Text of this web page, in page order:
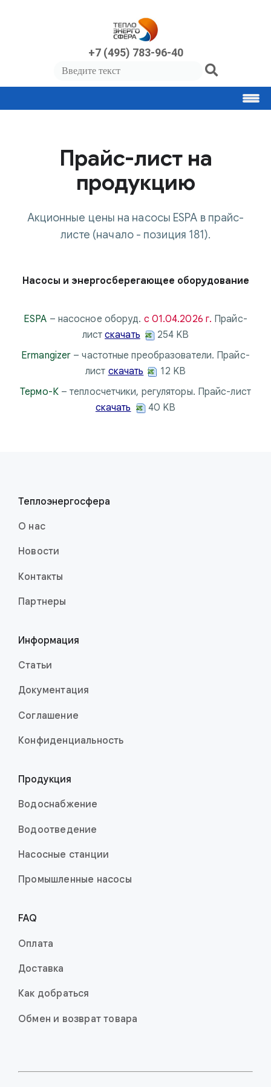
+7 (495) 783-96-40
Прайс-лист на
продукцию
Акционные цены на насосы ESPA в прайс-
листе (начало - позиция 181).
Насосы и энергосберегающее оборудование
ESPA – насосное оборуд. с 01.04.2026 г. Прайс-
листскачать
254 KB
Ermangizer – частотные преобразователи. Прайс-
лист скачать
12 KB
Термо-К– теплосчетчики, регуляторы. Прайс-лист
скачать
40 KB
Теплоэнерго­сфера
О нас
Новости
Контакты
Партнеры
Информация
Статьи
Документация
Соглашение
Конфиденци­аль­ность
Продукция
Водоснабжение
Водоотведение
Насосные станции
Промышленные насо­сы
FAQ
Оплата
Доставка
Как добраться
Обмен и возврат товара